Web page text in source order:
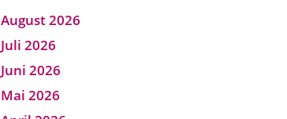
August 2026
Juli 2026
Juni 2026
Mai 2026